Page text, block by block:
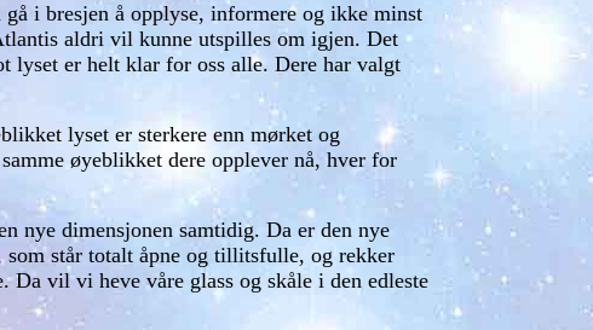
i bresjen å opplyse, informere og ikke minst
aldri vil kunne utspilles om igjen. Det
lyset er helt klar for oss alle. Dere har valgt
lyset er sterkere enn mørket og
øyeblikket dere opplever nå, hver for
nye dimensjonen samtidig. Da er den nye
som står totalt åpne og tillitsfulle, og rekker
Da vil vi heve våre glass og skåle i den edleste